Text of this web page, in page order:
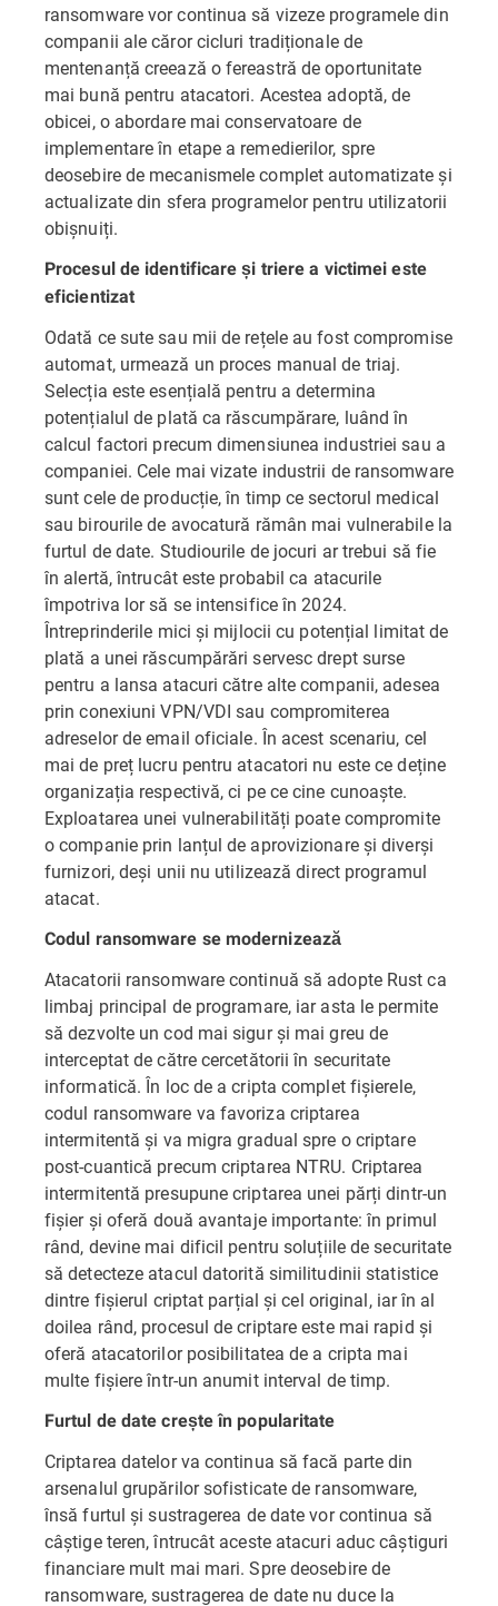
ransomware vor continua să vizeze programele din
companii ale căror cicluri tradiționale de
mentenanță creează o fereastră de oportunitate
mai bună pentru atacatori. Acestea adoptă, de
obicei, o abordare mai conservatoare de
implementare în etape a remedierilor, spre
deosebire de mecanismele complet automatizate și
actualizate din sfera programelor pentru utilizatorii
obișnuiți.
Procesul de identificare și triere a victimei este
eficientizat
Odată ce sute sau mii de rețele au fost compromise
automat, urmează un proces manual de triaj.
Selecția este esențială pentru a determina
potențialul de plată ca răscumpărare, luând în
calcul factori precum dimensiunea industriei sau a
companiei. Cele mai vizate industrii de ransomware
sunt cele de producție, în timp ce sectorul medical
sau birourile de avocatură rămân mai vulnerabile la
furtul de date. Studiourile de jocuri ar trebui să fie
în alertă, întrucât este probabil ca atacurile
împotriva lor să se intensifice în 2024.
Întreprinderile mici și mijlocii cu potențial limitat de
plată a unei răscumpărări servesc drept surse
pentru a lansa atacuri către alte companii, adesea
prin conexiuni VPN/VDI sau compromiterea
adreselor de email oficiale. În acest scenariu, cel
mai de preț lucru pentru atacatori nu este ce deține
organizația respectivă, ci pe ce cine cunoaște.
Exploatarea unei vulnerabilități poate compromite
o companie prin lanțul de aprovizionare și diverși
furnizori, deși unii nu utilizează direct programul
atacat.
Codul ransomware se modernizează
Atacatorii ransomware continuă să adopte Rust ca
limbaj principal de programare, iar asta le permite
să dezvolte un cod mai sigur și mai greu de
interceptat de către cercetătorii în securitate
informatică. În loc de a cripta complet fișierele,
codul ransomware va favoriza criptarea
intermitentă și va migra gradual spre o criptare
post-cuantică precum criptarea NTRU. Criptarea
intermitentă presupune criptarea unei părți dintr-un
fișier și oferă două avantaje importante: în primul
rând, devine mai dificil pentru soluțiile de securitate
să detecteze atacul datorită similitudinii statistice
dintre fișierul criptat parțial și cel original, iar în al
doilea rând, procesul de criptare este mai rapid și
oferă atacatorilor posibilitatea de a cripta mai
multe fișiere într-un anumit interval de timp.
Furtul de date crește în popularitate
Criptarea datelor va continua să facă parte din
arsenalul grupărilor sofisticate de ransomware,
însă furtul și sustragerea de date vor continua să
câștige teren, întrucât aceste atacuri aduc câștiguri
financiare mult mai mari. Spre deosebire de
ransomware, sustragerea de date nu duce la